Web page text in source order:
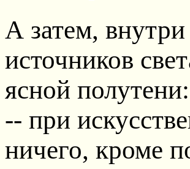
А затем,
источников
ясной
-- при
ничего, кроме